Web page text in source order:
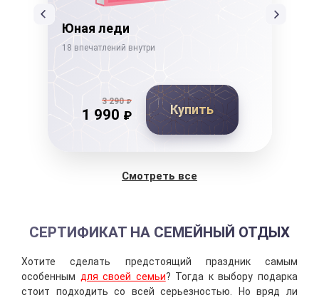
Юная леди
18 впечатлений внутри
3 290₽
1 990 ₽ Купить
Смотреть все
СЕРТИФИКАТ НА СЕМЕЙНЫЙ ОТДЫХ
Хотите сделать предстоящий праздник самым
особенным для своей семьи? Тогда к выбору подарка
стоит подходить со всей серьезностью. Но вряд ли